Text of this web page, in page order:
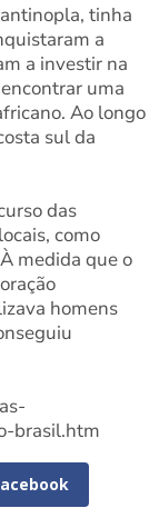
tinha
a
a investir na
uma
Ao longo
sul da
das
como
medida que o
homens
brasil.htm